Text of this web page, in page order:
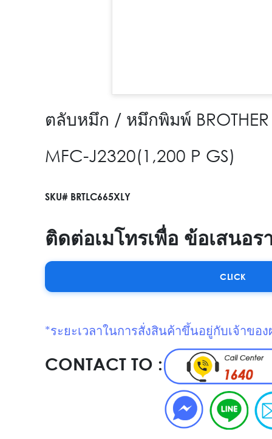
ตลับหมึก / หมึกพิมพ์ BROTHER
MFC-J2320(1,200 P GS)
SKU# BRTLC665XLY
ติดต่อเมโทรเพื่อ ข้อเสนอร
CLICK
*ระยะเวลาในการสั่งสินค้าขึ้นอยู่กับเจ้าข
CONTACT TO :